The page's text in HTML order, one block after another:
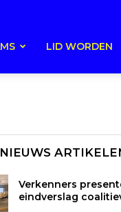
LID WORDEN
Verkenners
eindverslag